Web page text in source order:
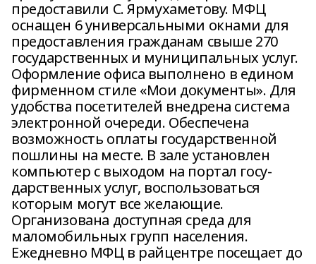
предоставили С. Ярмухаметову. МФЦ
оснащен 6 универсальными окнами для
предоставления гражданам свыше 270
государственных и муниципальных услуг.
Оформление офиса выполнено в едином
фирменном стиле «Мои документы». Для
удобства посетителей внедрена система
электронной очереди. Обеспечена
возможность оплаты государственной
пошлины на месте. В зале установлен
компьютер с выходом на портал госу-
дарственных услуг, воспользоваться
которым могут все желающие.
Организована доступная среда для
маломобильных групп населения.
Ежедневно МФЦ в райцентре посещает до